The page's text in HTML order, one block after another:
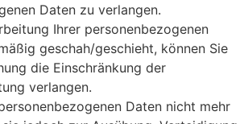
Daten zu verlangen.
Ihrer personenbezogenen
geschah/geschieht, können Sie
die Einschränkung der
verlangen.
Daten nicht mehr